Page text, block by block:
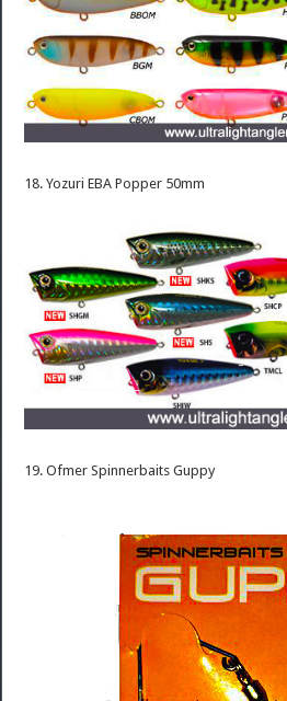
18. Yozuri EBA Popper 50mm
19. Ofmer Spinnerbaits Guppy